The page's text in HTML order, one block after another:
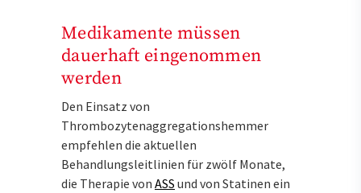
Medikamente müssen
dauerhaft eingenommen
werden
Den Einsatz von
Thrombozytenaggregationshemmer
empfehlen die aktuellen
Behandlungsleitlinien für zwölf Monate,
die Therapie von ASS und von Statinen ein